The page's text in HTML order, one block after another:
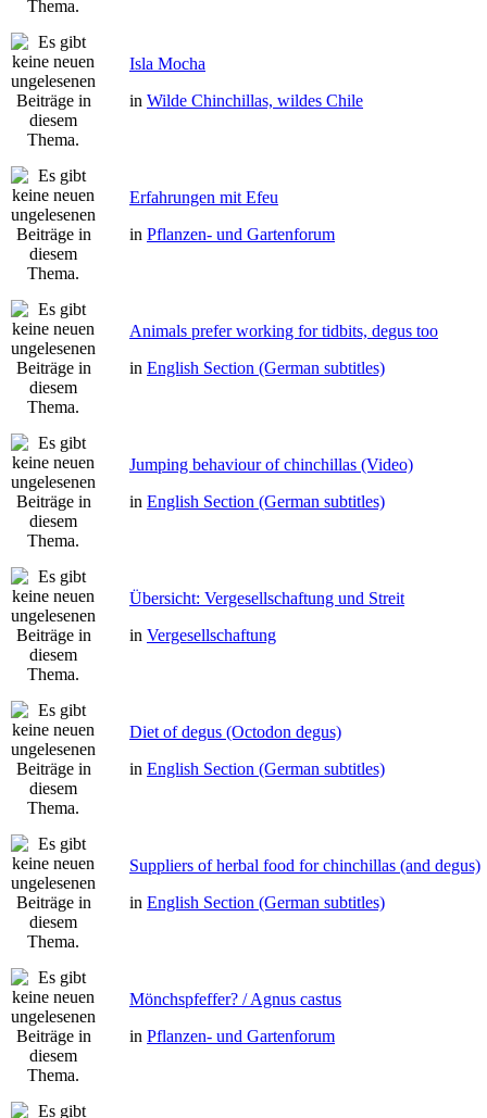
Isla Mocha
in Wilde Chinchillas, wildes Chile
Erfahrungen mit Efeu
in Pflanzen- und Gartenforum
Animals prefer working for tidbits, degus too
in English Section (German subtitles)
Jumping behaviour of chinchillas (Video)
in English Section (German subtitles)
Übersicht: Vergesellschaftung und Streit
in Vergesellschaftung
Diet of degus (Octodon degus)
in English Section (German subtitles)
Suppliers of herbal food for chinchillas (and degus)
in English Section (German subtitles)
Mönchspfeffer? / Agnus castus
in Pflanzen- und Gartenforum